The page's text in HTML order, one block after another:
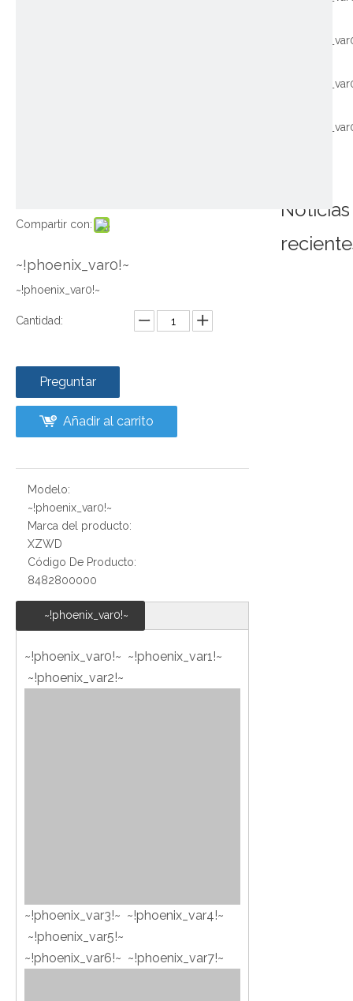
Compartir con:
~!phoenix_var0!~
~!phoenix_var0!~
Cantidad:
Preguntar
Añadir al carrito
Modelo:
~!phoenix_var0!~
Marca del producto:
XZWD
Código De Producto:
8482800000
~!phoenix_var0!~
~!phoenix_var0!~ ~!phoenix_var1!~
~!phoenix_var2!~
~!phoenix_var3!~ ~!phoenix_var4!~
~!phoenix_var5!~
~!phoenix_var6!~ ~!phoenix_var7!~
Noticias